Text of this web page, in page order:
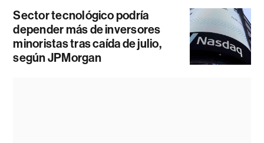
Sector tecnológico podría
depender más de inversores
minoristas tras caída de julio,
según JPMorgan